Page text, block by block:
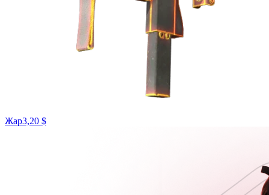
Жар3,20 $